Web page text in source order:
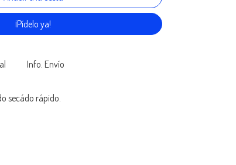
¡Pídelo ya!
Info. Envío
secádo rápido.